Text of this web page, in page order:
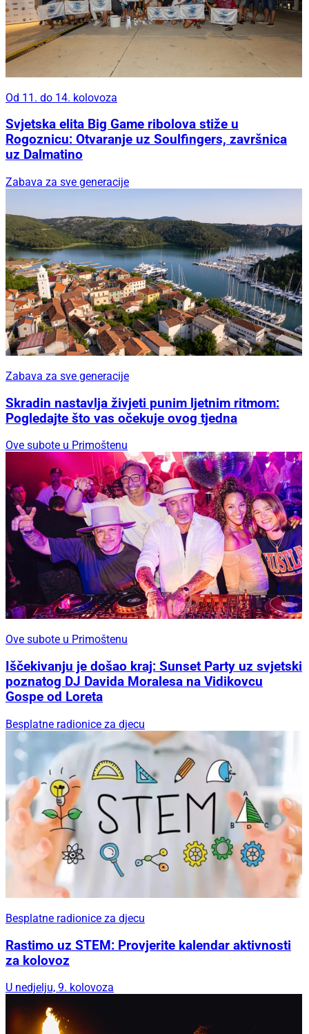
Od 11. do 14. kolovoza
Svjetska elita Big Game ribolova stiže u
Rogoznicu: Otvaranje uz Soulfingers, završnica
uz Dalmatino
Zabava za sve generacije
Zabava za sve generacije
Skradin nastavlja živjeti punim ljetnim ritmom:
Pogledajte što vas očekuje ovog tjedna
Ove subote u Primoštenu
Ove subote u Primoštenu
Iščekivanju je došao kraj: Sunset Party uz svjetski
poznatog DJ Davida Moralesa na Vidikovcu
Gospe od Loreta
Besplatne radionice za djecu
Besplatne radionice za djecu
Rastimo uz STEM: Provjerite kalendar aktivnosti
za kolovoz
U nedjelju, 9. kolovoza